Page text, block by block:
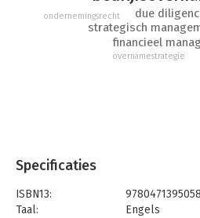
lezer onderwijst in de kunst en de
waarderen van fusies en
onderhandelingstechnieken en
verschaft het een opzet voor het
due
strategisch
financieel
overnamestrategie
ondernemingsrecht
Specificaties
ISBN13:
9780471395058
Taal:
Engels